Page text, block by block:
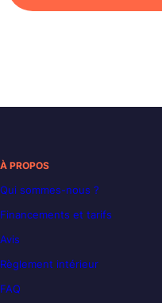
À PROPOS
Qui sommes-nous ?
Financements et tarifs
Avis
Règlement intérieur
FAQ